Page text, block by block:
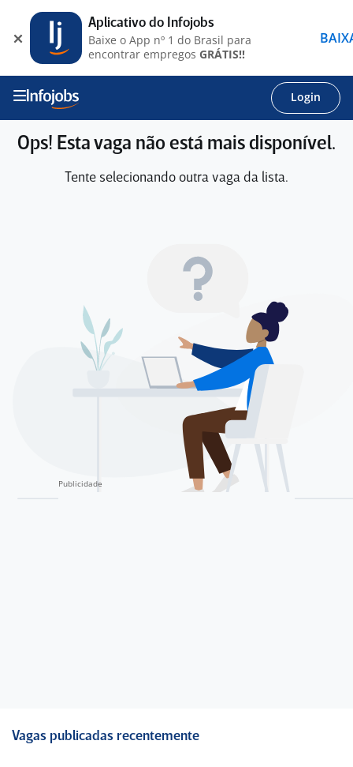
Login
Ops! Esta vaga não está mais disponível.
Tente selecionando outra vaga da lista.
Vagas publicadas recentemente
Aplicativo do Infojobs
Baixe o App nº 1 do Brasil para
encontrar empregos GRÁTIS!!